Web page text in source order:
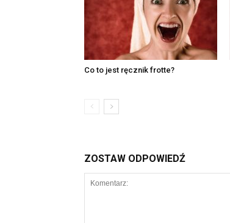
Co to jest ręcznik frotte?
ZOSTAW ODPOWIEDŹ